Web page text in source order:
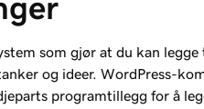
som gjør at du kan
og ideer. WordPress-
programtillegg for å